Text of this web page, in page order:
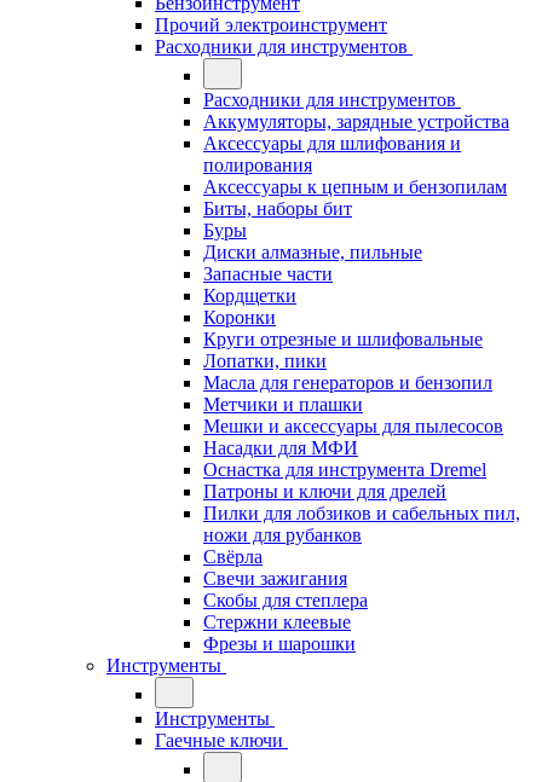
Прочий электроинструмент
Расходники для инструментов
Расходники для инструментов
Аккумуляторы, зарядные устройства
Аксессуары для шлифования и
полирования
Аксессуары к цепным и бензопилам
Биты, наборы бит
Буры
Диски алмазные, пильные
Запасные части
Кордщетки
Коронки
Круги отрезные и шлифовальные
Лопатки, пики
Масла для генераторов и бензопил
Метчики и плашки
Мешки и аксессуары для пылесосов
Насадки для МФИ
Оснастка для инструмента Dremel
Патроны и ключи для дрелей
Пилки для лобзиков и сабельных пил,
ножи для рубанков
Свёрла
Свечи зажигания
Скобы для степлера
Стержни клеевые
Фрезы и шарошки
Инструменты
Инструменты
Гаечные ключи